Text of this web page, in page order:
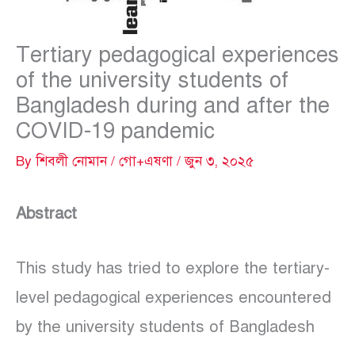
Tertiary pedagogical experiences
of the university students of
Bangladesh during and after the
COVID-19 pandemic
Byশিবলী নোমান/ গো+এষণা /জুন ৩, ২০২৫
Abstract
This study has tried to explore the tertiary-
level pedagogical experiences encountered
by the university students of Bangladesh